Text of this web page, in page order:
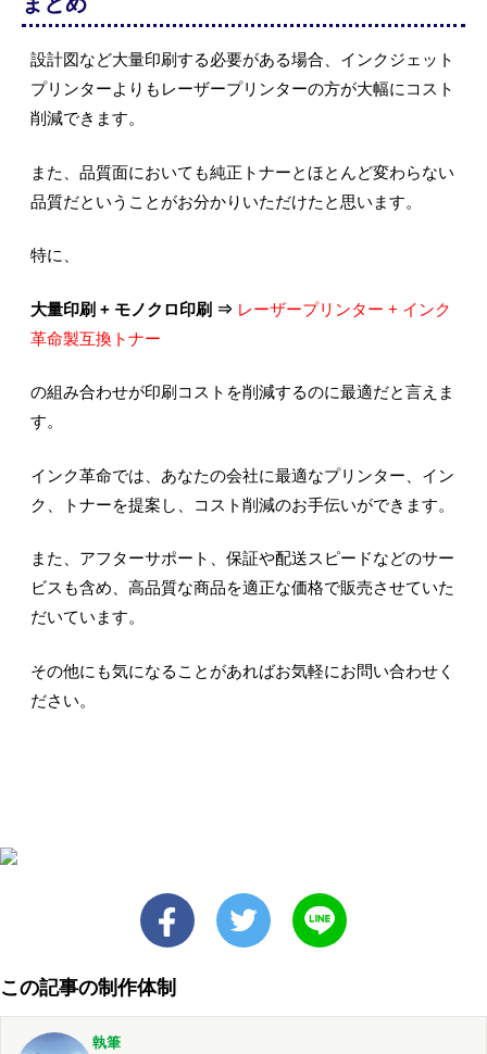
設計図など大量印刷する必要がある場合、インクジェット
プリンターよりもレーザープリンターの方が大幅にコスト
削減できます。
また、品質面においても純正トナーとほとんど変わらない
品質だということがお分かりいただけたと思います。
特に、
大量印刷 + モノクロ印刷 ⇒ レーザープリンター + インク
革命製互換トナー
の組み合わせが印刷コストを削減するのに最適だと言えま
す。
インク革命では、あなたの会社に最適なプリンター、イン
ク、トナーを提案し、コスト削減のお手伝いができます。
また、アフターサポート、保証や配送スピードなどのサー
ビスも含め、高品質な商品を適正な価格で販売させていた
だいています。
その他にも気になることがあればお気軽にお問い合わせく
ださい。
この記事の制作体制
執筆